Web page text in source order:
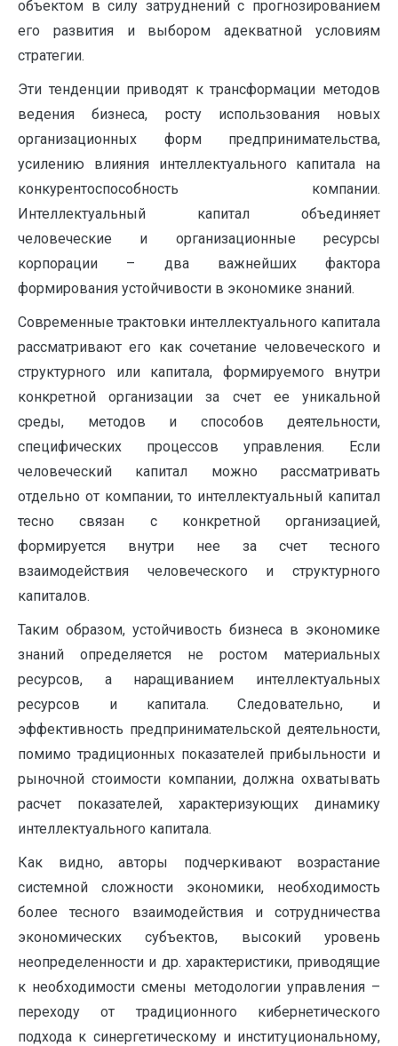
объектом в силу затруднений с прогнозированием
его развития и выбором адекватной условиям
стратегии.
Эти тенденции приводят к трансформации методов
ведения бизнеса, росту использования новых
организационных форм предпринимательства,
усилению влияния интеллектуального капитала на
конкурентоспособность компании.
Интеллектуальный капитал объединяет
человеческие и организационные ресурсы
корпорации – два важнейших фактора
формирования устойчивости в экономике знаний.
Современные трактовки интеллектуального капитала
рассматривают его как сочетание человеческого и
структурного или капитала, формируемого внутри
конкретной организации за счет ее уникальной
среды, методов и способов деятельности,
специфических процессов управления. Если
человеческий капитал можно рассматривать
отдельно от компании, то интеллектуальный капитал
тесно связан с конкретной организацией,
формируется внутри нее за счет тесного
взаимодействия человеческого и структурного
капиталов.
Таким образом, устойчивость бизнеса в экономике
знаний определяется не ростом материальных
ресурсов, а наращиванием интеллектуальных
ресурсов и капитала. Следовательно, и
эффективность предпринимательской деятельности,
помимо традиционных показателей прибыльности и
рыночной стоимости компании, должна охватывать
расчет показателей, характеризующих динамику
интеллектуального капитала.
Как видно, авторы подчеркивают возрастание
системной сложности экономики, необходимость
более тесного взаимодействия и сотрудничества
экономических субъектов, высокий уровень
неопределенности и др. характеристики, приводящие
к необходимости смены методологии управления –
переходу от традиционного кибернетического
подхода к синергетическому и институциональному,